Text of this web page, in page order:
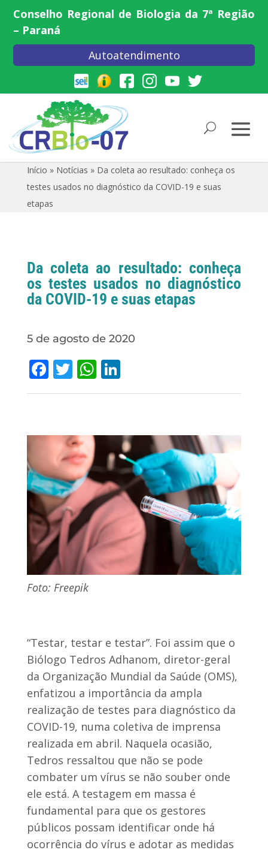
Conselho Regional de Biologia da 7ª Região
– Paraná
Autoatendimento
Início » Notícias » Da coleta ao resultado: conheça os
testes usados no diagnóstico da COVID-19 e suas
etapas
Da coleta ao resultado: conheça
os testes usados no diagnóstico
da COVID-19 e suas etapas
5 de agosto de 2020
Facebook
Twitter
WhatsApp
LinkedIn
Foto: Freepik
“Testar, testar e testar”. Foi assim que o
Biólogo Tedros Adhanom, diretor-geral
da Organização Mundial da Saúde (OMS),
enfatizou a importância da ampla
realização de testes para diagnóstico da
COVID-19, numa coletiva de imprensa
realizada em abril. Naquela ocasião,
Tedros ressaltou que não se pode
combater um vírus se não souber onde
ele está. A testagem em massa é
fundamental para que os gestores
públicos possam identificar onde há
ocorrência do vírus e adotar as medidas